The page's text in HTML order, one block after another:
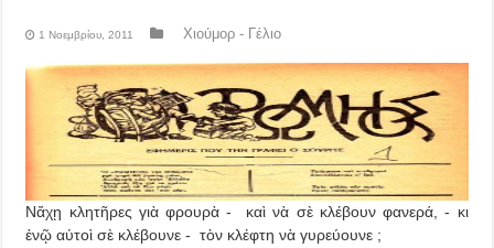
1 Νοεμβρίου, 2011 Χιούμορ - Γέλιο
Νἄχῃ κλητῆρες γιὰ φρουρὰ - καὶ νὰ σὲ κλέβουν φανερά, - κι
ἐνῷ αὐτοὶ σὲ κλέβουνε - τὸν κλέφτη νὰ γυρεύουνε ;